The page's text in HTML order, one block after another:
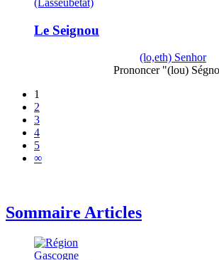
(Lasseubetat)
Le Seignou
(lo,eth) Senhor
Prononcer "(lou)
1
2
3
4
5
∞
Sommaire Articles